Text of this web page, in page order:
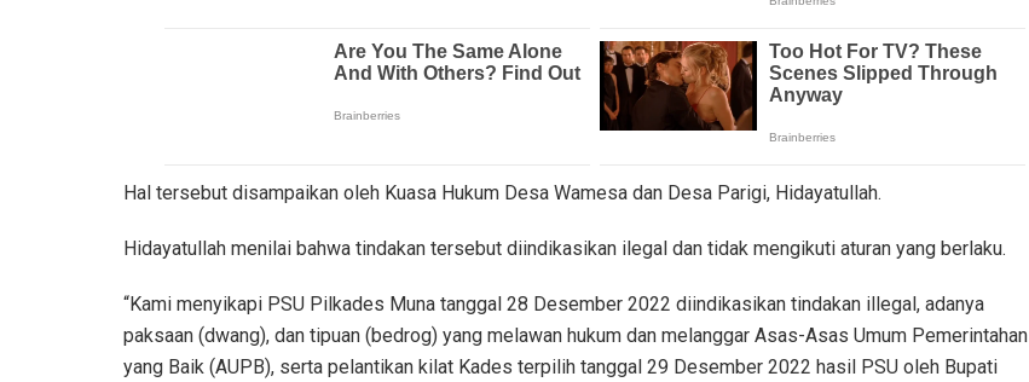
Hal tersebut disampaikan oleh Kuasa Hukum Desa Wamesa dan Desa Parigi, Hidayatullah.
Hidayatullah menilai bahwa tindakan tersebut diindikasikan ilegal dan tidak mengikuti aturan yang berlaku.
“Kami menyikapi PSU Pilkades Muna tanggal 28 Desember 2022 diindikasikan tindakan illegal, adanya
paksaan (dwang), dan tipuan (bedrog) yang melawan hukum dan melanggar Asas-Asas Umum Pemerintahan
yang Baik (AUPB), serta pelantikan kilat Kades terpilih tanggal 29 Desember 2022 hasil PSU oleh Bupati